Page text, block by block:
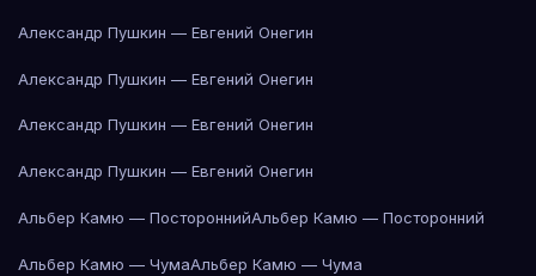
Александр Пушкин — Евгений Онегин
Александр Пушкин — Евгений Онегин
Александр Пушкин — Евгений Онегин
Александр Пушкин — Евгений Онегин
Альбер Камю — ПостороннийАльбер Камю — Посторонний
Альбер Камю — ЧумаАльбер Камю — Чума